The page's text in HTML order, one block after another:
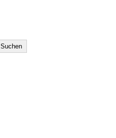
Suchen